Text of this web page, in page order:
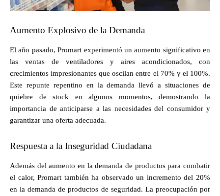
Aumento Explosivo de la Demanda
El año pasado, Promart experimentó un aumento significativo en
las ventas de ventiladores y aires acondicionados, con
crecimientos impresionantes que oscilan entre el 70% y el 100%.
Este repunte repentino en la demanda llevó a situaciones de
quiebre de stock en algunos momentos, demostrando la
importancia de anticiparse a las necesidades del consumidor y
garantizar una oferta adecuada.
Respuesta a la Inseguridad Ciudadana
Además del aumento en la demanda de productos para combatir
el calor, Promart también ha observado un incremento del 20%
en la demanda de productos de seguridad. La preocupación por